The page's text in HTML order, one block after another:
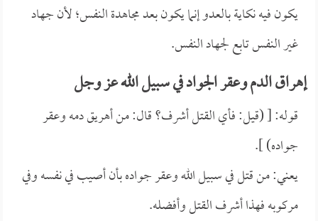
يكون فيه نكاية بالعدو إنما يكون بعد مجاهدة النفس؛ لأن جهاد
غير النفس تابع لجهاد النفس.
إهراق الدم وعقر الجواد في سبيل الله عز وجل
قوله: [ (قيل: فأي القتل أشرف؟ قال: من أهريق دمه وعقر
جواده) ].
يعني: من قتل في سبيل الله وعقر جواده بأن أصيب في نفسه وفي
مركوبه فهذا أشرف القتل وأفضله.